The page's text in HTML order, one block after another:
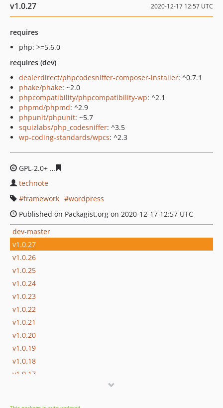
v1.0.27 2020-12-17 12:57 UTC
requires
php: >=5.6.0
requires (dev)
dealerdirect/phpcodesniffer-composer-installer: ^0.7.1
phake/phake: ~2.0
phpcompatibility/phpcompatibility-wp: ^2.1
phpmd/phpmd: ^2.9
phpunit/phpunit: ~5.7
squizlabs/php_codesniffer: ^3.5
wp-coding-standards/wpcs: ^2.3
GPL-2.0+
technote
framework
wordpress
Published on Packagist.org on 2020-12-17 12:57 UTC
dev-master
v1.0.27
v1.0.26
v1.0.25
v1.0.24
v1.0.23
v1.0.22
v1.0.21
v1.0.20
v1.0.19
v1.0.18
v1.0.17